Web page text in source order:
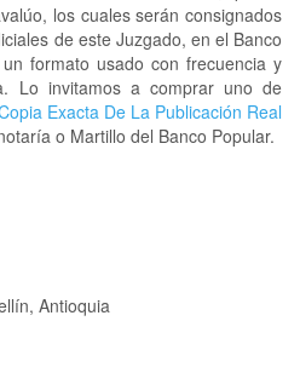
los cuales serán consignados
de este Juzgado, en el Banco
formato usado con frecuencia y
Lo invitamos a comprar uno de
Exacta De La Publicación Real
o Martillo del Banco Popular.
Antioquia